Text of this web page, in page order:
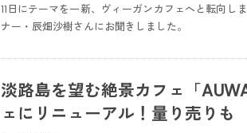
11日にテーマを一新、ヴィーガンカフェへと転向
ナー・辰畑沙樹さんにお聞きしました。
淡路島を望む絶景カフェ「
ェにリニューアル！量り売りも